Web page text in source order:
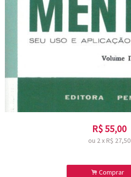
R$55,00
ou 2x R$ 27,50
. Comprar